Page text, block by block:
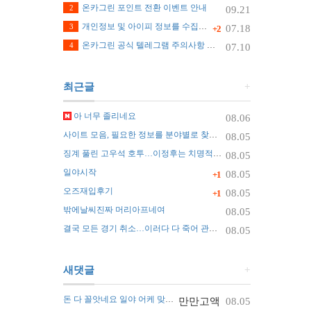
09.21
2 온카그린 포인트 전환 이벤트 안내
+2 07.18
3 개인정보 및 아이피 정보를 수집하지 않습니다.
07.10
4 온카그린 공식 텔레그램 주의사항 안내
+
최근글
08.06
아 너무 졸리네요
08.05
사이트 모음, 필요한 정보를 분야별로 찾는 가장 쉬운 정리 방법
08.05
징계 풀린 고우석 호투…이정후는 치명적 실수
+1 08.05
일야시작
+1 08.05
오즈재입후기
08.05
밖에날씨진짜 머리아프네여
08.05
결국 모든 경기 취소…이러다 다 죽어 관중 쓰러지자 화들짝 [자막뉴스]
+
새댓글
만만고액 08.05
돈 다 꼴앗네요 일야 어케 맞추나요 ㅠ